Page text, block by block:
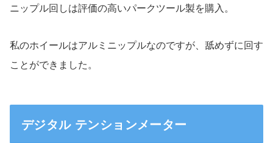
ニップル回しは評価の高いパークツール製を購入。
私のホイールはアルミニップルなのですが、舐めずに回す
ことができました。
デジタル テンションメーター